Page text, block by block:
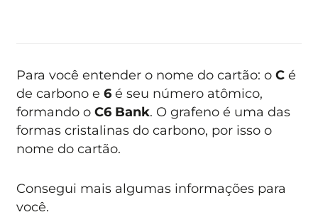
Para você entender o nome do cartão: oCé
de carbono e 6 é seu número atômico,
formando oC6 Bank. O grafeno é uma das
formas cristalinas do carbono, por isso o
nome do cartão.
Consegui mais algumas informações para
você.